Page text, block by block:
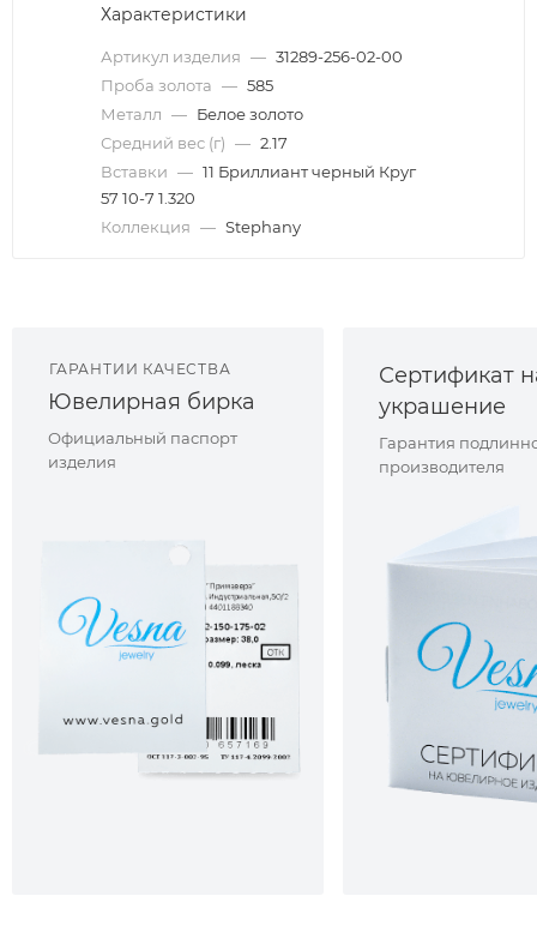
Характеристики
Артикул изделия — 31289-256-02-00
Проба золота — 585
Металл — Белое золото
Средний вес (г) — 2.17
Вставки — 11 Бриллиант черный Круг
57 10-7 1.320
Коллекция — Stephany
ГАРАНТИИ КАЧЕСТВА
Ювелирная бирка
Официальный паспорт
изделия
Сертификат
украшение
Гарантия
производителя